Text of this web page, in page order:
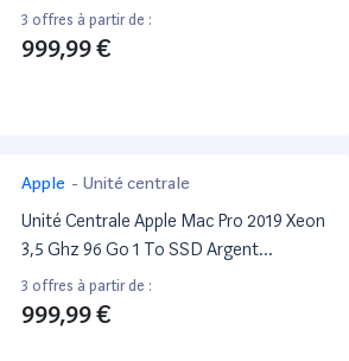
Reconditionné
3 offres à partir de :
999,99 €
Apple - Unité centrale
Unité Centrale Apple Mac Pro 2019 Xeon
3,5 Ghz 96 Go 1 To SSD Argent
Reconditionné
3 offres à partir de :
999,99 €